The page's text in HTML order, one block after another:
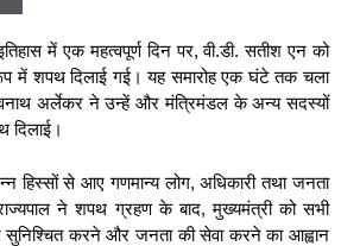
में एक महत्वपूर्ण दिन पर, वी.डी. सतीश एन को
में शपथ दिलाई गई। यह समारोह एक घंटे तक चला
अर्लेकर ने उन्हें और मंत्रिमंडल के अन्य सदस्यों
दिलाई।
हिस्सों से आए गणमान्य लोग, अधिकारी तथा जनता
ने शपथ ग्रहण के बाद, मुख्यमंत्री को सभी
करने और जनता की सेवा करने का आह्वान